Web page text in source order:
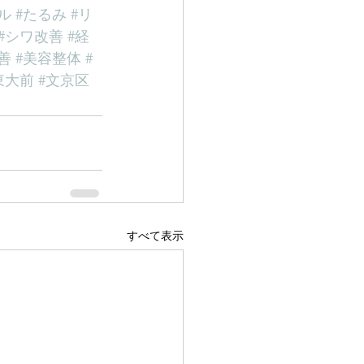
#たるみ #リ
シワ改善 #経
#美容整体 #
大前 #文京区
すべて表示